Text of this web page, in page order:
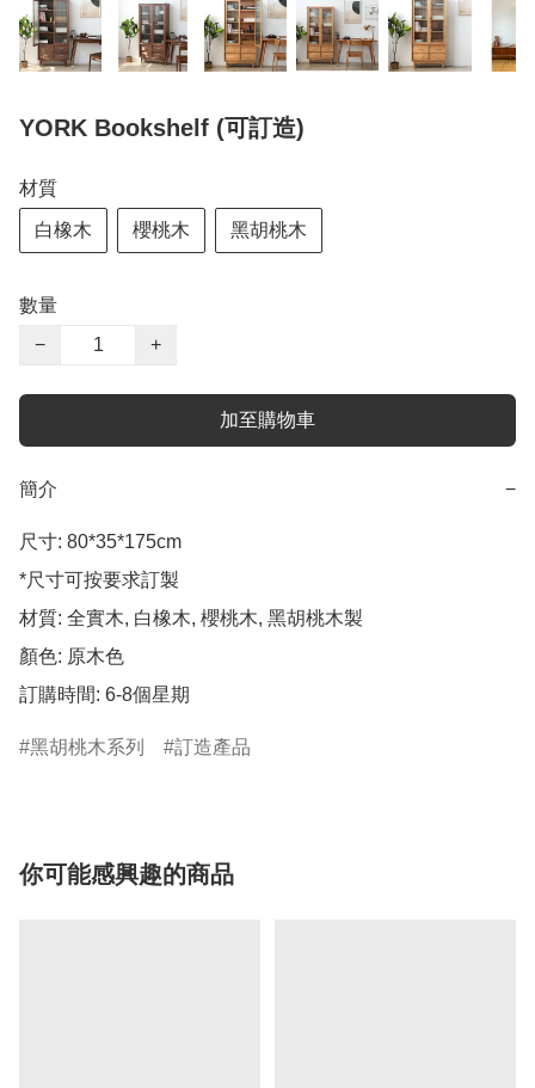
YORK Bookshelf (可訂造)
材質
白橡木 櫻桃木 黑胡桃木
數量
−
+
加至購物車
簡介 −
尺寸: 80*35*175cm
*尺寸可按要求訂製
材質: 全實木, 白橡木, 櫻桃木, 黑胡桃木製
顏色: 原木色
黑胡桃木系列 訂造產品
你可能感興趣的商品